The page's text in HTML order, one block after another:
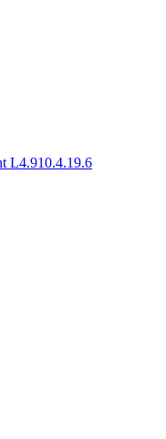
L4.910.4.19.6